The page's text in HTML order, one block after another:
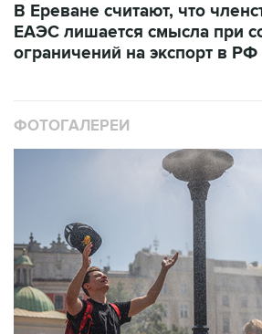
В Ереване считают, что
ЕАЭС лишается смысла при
ограничений на экспорт в РФ
ФОТОГАЛЕРЕИ